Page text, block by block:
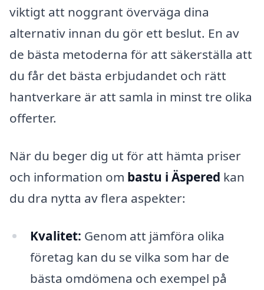
viktigt att noggrant överväga dina
alternativ innan du gör ett beslut. En av
de bästa metoderna för att säkerställa att
du får det bästa erbjudandet och rätt
hantverkare är att samla in minst tre olika
offerter.
När du beger dig ut för att hämta priser
och information om bastu i Äspered kan
du dra nytta av flera aspekter:
Kvalitet: Genom att jämföra olika
företag kan du se vilka som har de
bästa omdömena och exempel på